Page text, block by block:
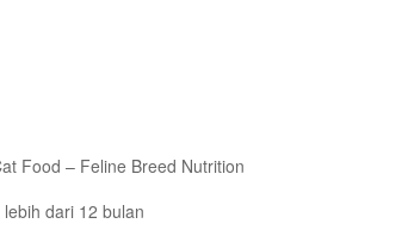
Food – Feline Breed Nutrition
dari 12 bulan